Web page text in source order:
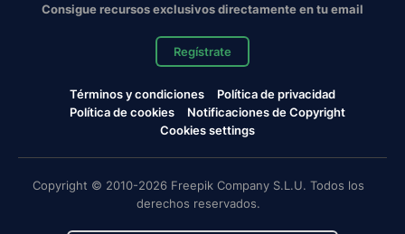
Consigue recursos exclusivos directamente en tu email
Regístrate
Términos y condiciones
Política de privacidad
Política de cookies
Notificaciones de Copyright
Cookies settings
Copyright © 2010-2026 Freepik Company S.L.U. Todos los
derechos reservados.